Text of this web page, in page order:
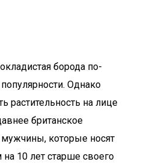
борода по-
Однако
растительность на лице
британское
мужчины, которые носят
10 лет старше своего